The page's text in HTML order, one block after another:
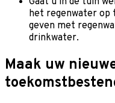
het regenwater op
geven met
drinkwater.
Maak uw